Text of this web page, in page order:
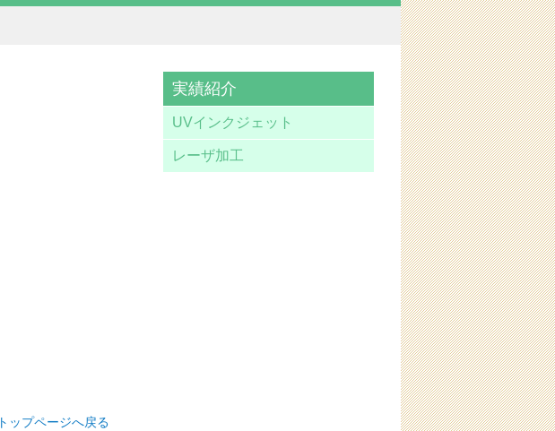
トップページへ戻る
実績紹介
UVインクジェット
レーザ加工